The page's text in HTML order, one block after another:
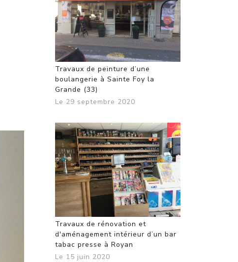
Travaux de peinture d’une
boulangerie à Sainte Foy la
Grande (33)
Le 29 septembre 2020
Travaux de rénovation et
d'aménagement intérieur d’un bar
tabac presse à Royan
Le 15 juin 2020